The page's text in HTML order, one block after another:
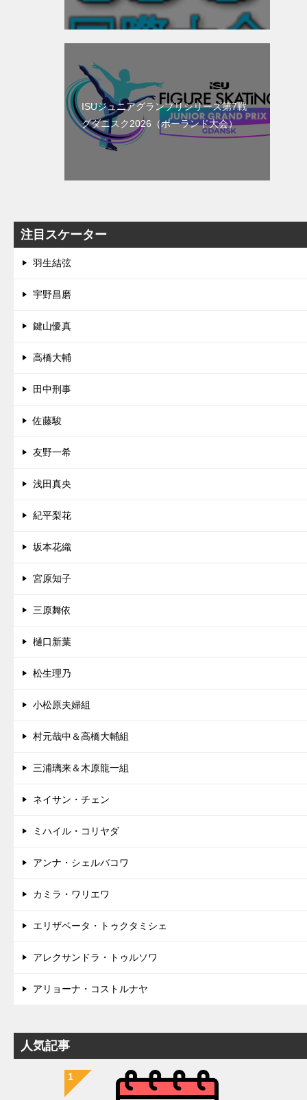
ISUジュニアグランプリシリーズ第7戦
グダニスク2026（ポーランド大会）
注目スケーター
羽生結弦
宇野昌磨
鍵山優真
高橋大輔
田中刑事
佐藤駿
友野一希
浅田真央
紀平梨花
坂本花織
宮原知子
三原舞依
樋口新葉
松生理乃
小松原夫婦組
村元哉中＆高橋大輔組
三浦璃来＆木原龍一組
ネイサン・チェン
ミハイル・コリヤダ
アンナ・シェルバコワ
カミラ・ワリエワ
エリザベータ・トゥクタミシェ
アレクサンドラ・トゥルソワ
アリョーナ・コストルナヤ
人気記事